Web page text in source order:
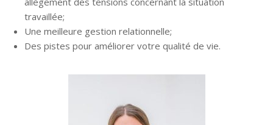
travaillée;
Une meilleure gestion relationnelle;
Des pistes pour améliorer votre qualité de vie.